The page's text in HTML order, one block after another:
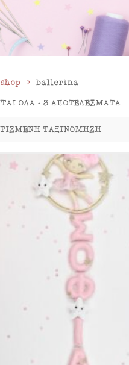
ballerina
ΌΛΑ - 3 ΑΠΟΤΕΛΈΣΜΑΤΑ